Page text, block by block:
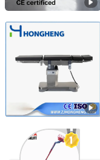
Zhejiang Hongheng
Zhejiang, China